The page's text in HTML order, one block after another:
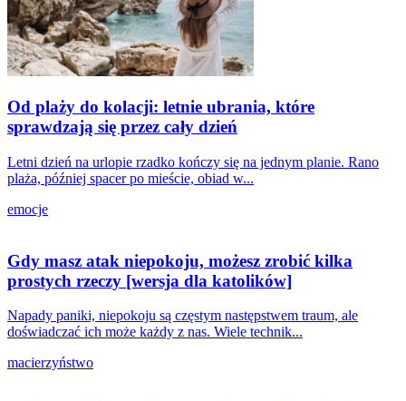
Od plaży do kolacji: letnie ubrania, które
sprawdzają się przez cały dzień
Letni dzień na urlopie rzadko kończy się na jednym planie. Rano
plaża, później spacer po mieście, obiad w...
emocje
Gdy masz atak niepokoju, możesz zrobić kilka
prostych rzeczy [wersja dla katolików]
Napady paniki, niepokoju są częstym następstwem traum, ale
doświadczać ich może każdy z nas. Wiele technik...
macierzyństwo